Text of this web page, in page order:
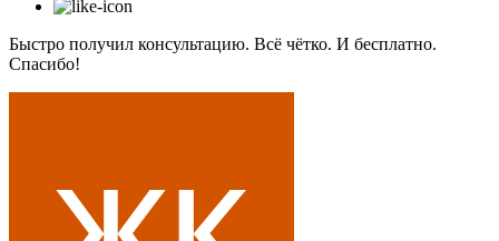
Быстро получил консультацию. Всё чётко. И бесплатно.
Спасибо!